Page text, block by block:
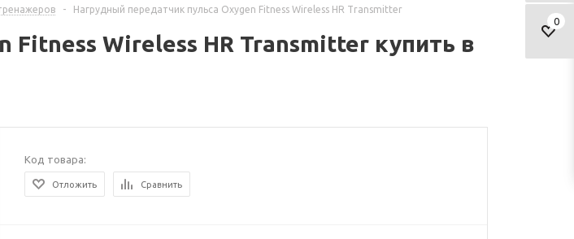
0
- Нагрудный передатчик пульса Oxygen Fitness Wireless HR Transmitter
Fitness Wireless HR Transmitter купить в
Код товара:
Отложить Сравнить